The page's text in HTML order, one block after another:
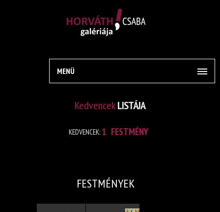
MENÜ
KedvencekLISTÁJA
KEDVENCEK: 1 FESTMÉNY
FESTMÉNYEK